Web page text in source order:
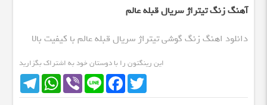
آهنگ زنگ تیتراژ سریال قبله عالم
دانلود اهنگ زنگ گوشی تیتراژ سریال قبله عالم با کیفیت بالا
این رینگتون را با دوستان خود به اشتراک بگزارید
TelegramWhatsApp Viber Line
FacebookTwitter